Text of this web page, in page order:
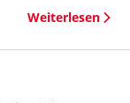
Weiterlesen